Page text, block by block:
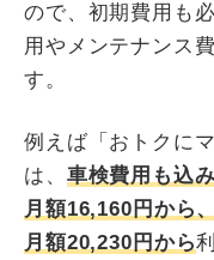
ので、初期費用も
用やメンテナンス
す。
例えば「おトクに
は、 車検費用も込
月額16,160円から
月額20,230円から